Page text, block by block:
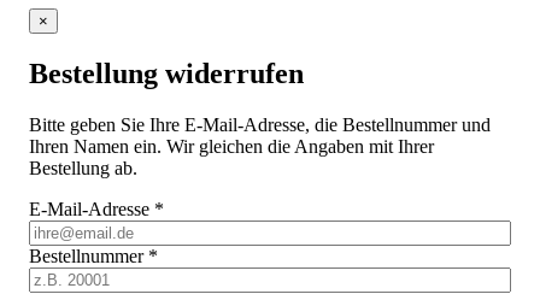
×
Bestellung widerrufen
Bitte geben Sie Ihre E-Mail-Adresse, die Bestellnummer und
Ihren Namen ein. Wir gleichen die Angaben mit Ihrer
Bestellung ab.
E-Mail-Adresse *
Bestellnummer *